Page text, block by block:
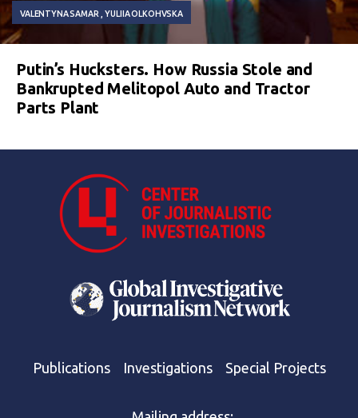
VALENTYNA SAMAR YULIIA OLKOHVSKA
Putin’s Hucksters. How Russia Stole and
Bankrupted Melitopol Auto and Tractor
Parts Plant
Publications Investigations Special Projects